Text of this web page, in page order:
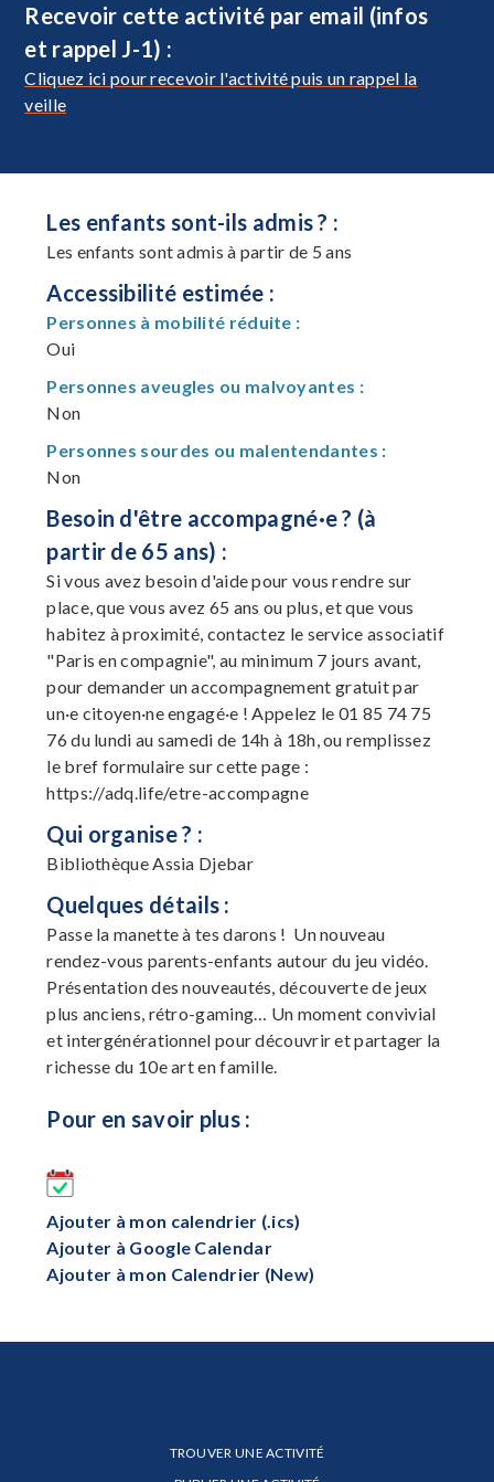
Recevoir cette activité par email (infos
et rappel J-1) :
Cliquez ici pour recevoir l'activité puis un rappel la
veille
Les enfants sont-ils admis ? :
Les enfants sont admis à partir de 5 ans
Accessibilité estimée :
Personnes à mobilité réduite :
Oui
Personnes aveugles ou malvoyantes :
Non
Personnes sourdes ou malentendantes :
Non
Besoin d'être accompagné·e ? (à
partir de 65 ans) :
Si vous avez besoin d'aide pour vous rendre sur
place, que vous avez 65 ans ou plus, et que vous
habitez à proximité, contactez le service associatif
"Paris en compagnie", au minimum 7 jours avant,
pour demander un accompagnement gratuit par
un·e citoyen·ne engagé·e ! Appelez le 01 85 74 75
76 du lundi au samedi de 14h à 18h, ou remplissez
le bref formulaire sur cette page :
https://adq.life/etre-accompagne
Qui organise ? :
Bibliothèque Assia Djebar
Quelques détails :
Passe la manette à tes darons ! Un nouveau
rendez-vous parents-enfants autour du jeu vidéo.
Présentation des nouveautés, découverte de jeux
plus anciens, rétro-gaming… Un moment convivial
et intergénérationnel pour découvrir et partager la
richesse du 10e art en famille.
Pour en savoir plus :
Ajouter à mon calendrier (.ics)
Ajouter à Google Calendar
Ajouter à mon Calendrier (New)
TROUVER UNE ACTIVITÉ